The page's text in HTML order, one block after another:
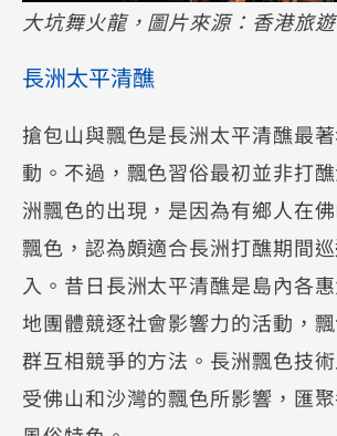
大坑舞火龍，圖片來源：香港旅
長洲太平清醮
搶包山與飄色是長洲太平清醮最
動。不過，飄色習俗最初並非打
洲飄色的出現，是因為有鄉人在
飄色，認為頗適合長洲打醮期間
入。昔日長洲太平清醮是島內各
地團體競逐社會影響力的活動，
群互相競爭的方法。長洲飄色技
受佛山和沙灣的飄色所影響，匯